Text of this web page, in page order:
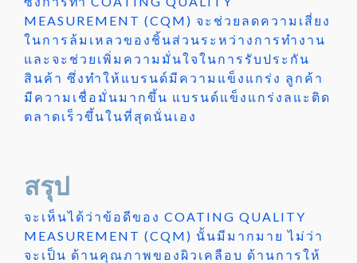
MEASUREMENT (CQM) จะช่วยลดความเสี่ยง
ในการล้มเหลวของชิ้นส่วนระหว่างการทำงาน
และจะช่วยเพิ่มความมั่นใจในการรับประกัน
สินค้า ซึ่งทำให้แบรนด์มีความแข็งแกร่ง ลูกค้า
มีความเชื่อมั่นมากขึ้น แบรนด์แข็งแกร่งลแะติด
ตลาดเร็วขึ้นในที่สุดนั่นเอง
สรุป
จะเห็นได้ว่าข้อดีของ COATING QUALITY
MEASUREMENT (CQM) นั้นมีมากมาย ไม่ว่า
จะเป็น ด้านคุณภาพของผิวเคลือบ ด้านการให้